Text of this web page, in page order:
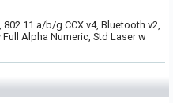
a/b/g CCX v4, Bluetooth v2,
Alpha Numeric, Std Laser w